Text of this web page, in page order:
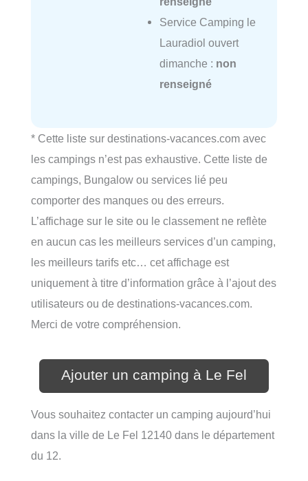
Service Camping le
Lauradiol ouvert
dimanche : non
renseigné
* Cette liste sur destinations-vacances.com avec
les campings n’est pas exhaustive. Cette liste de
campings, Bungalow ou services lié peu
comporter des manques ou des erreurs.
L’affichage sur le site ou le classement ne reflète
en aucun cas les meilleurs services d’un camping,
les meilleurs tarifs etc… cet affichage est
uniquement à titre d’information grâce à l’ajout des
utilisateurs ou de destinations-vacances.com.
Merci de votre compréhension.
Ajouter un camping à Le Fel
Vous souhaitez contacter un camping aujourd’hui
dans la ville de Le Fel 12140 dans le département
du 12.